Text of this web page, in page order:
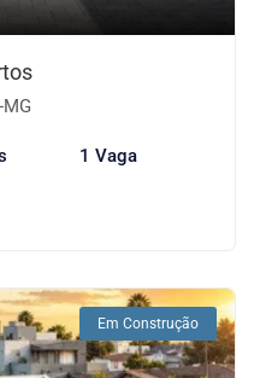
1 Vaga
Em Construção